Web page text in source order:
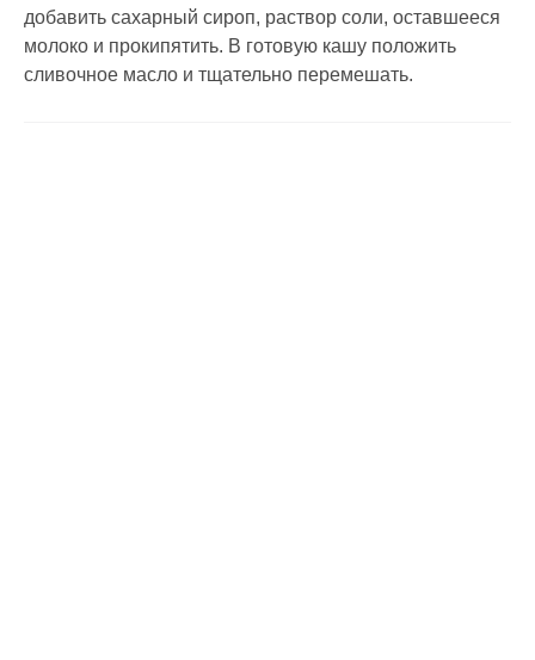
добавить сахарный сироп, раствор соли, оставшееся
молоко и прокипятить. В готовую кашу положить
сливочное масло и тщательно перемешать.